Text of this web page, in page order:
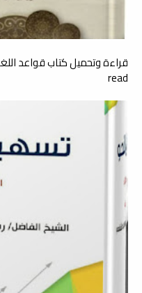
قراءة وتحميل كتاب قواعد
read